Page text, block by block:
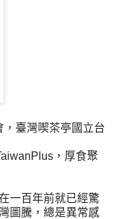
，臺灣喫茶亭國立台
，厚食聚
一百年前就已經驚
圖騰，總是異常感